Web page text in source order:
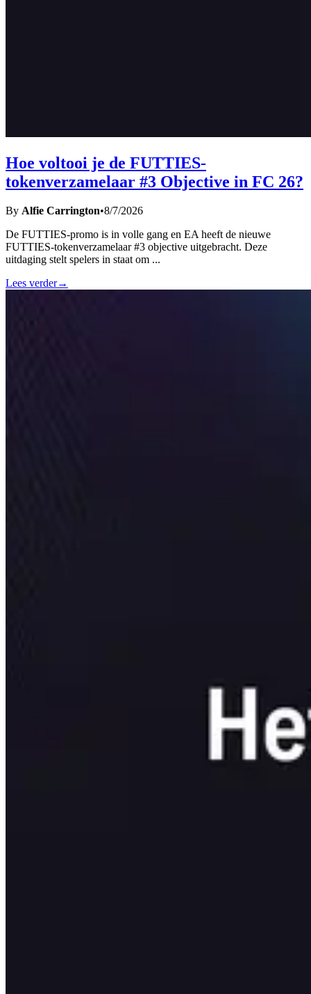
Hoe voltooi je de FUTTIES-
tokenverzamelaar #3 Objective in FC 26?
By Alfie Carrington•8/7/2026
De FUTTIES-promo is in volle gang en EA heeft de nieuwe
FUTTIES-tokenverzamelaar #3 objective uitgebracht. Deze
uitdaging stelt spelers in staat om ...
Lees verder→